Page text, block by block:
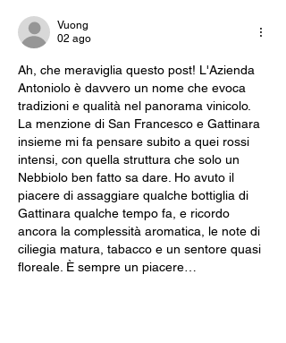
Vuong
02 ago
Ah, che meraviglia questo post! L'Azienda
Antoniolo è davvero un nome che evoca
tradizioni e qualità nel panorama vinicolo.
La menzione di San Francesco e Gattinara
insieme mi fa pensare subito a quei rossi
intensi, con quella struttura che solo un
Nebbiolo ben fatto sa dare. Ho avuto il
piacere di assaggiare qualche bottiglia di
Gattinara qualche tempo fa, e ricordo
ancora la complessità aromatica, le note di
ciliegia matura, tabacco e un sentore quasi
floreale. È sempre un piacere…